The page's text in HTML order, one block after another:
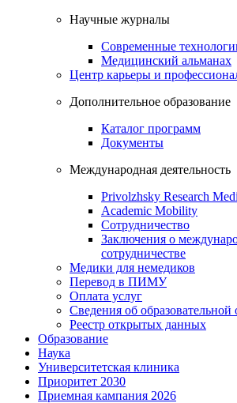
Научные журналы
Современные
Медицинский альманах
Центр карьеры и
Дополнительное образование
Каталог программ
Документы
Международная деятельность
Privolzhsky Research
Academic Mobility
Сотрудничество
Заключения о
сотрудничестве
Медики для немедиков
Перевод в ПИМУ
Оплата услуг
Сведения об образовательной
Реестр открытых данных
Образование
Наука
Университетская клиника
Приоритет 2030
Приемная кампания 2026